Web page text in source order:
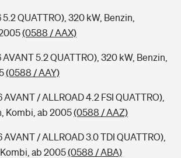
QUATTRO), 320 kW, Benzin,
(0588 / AAX)
5.2 QUATTRO), 320 kW, Benzin,
(0588 / AAY)
/ ALLROAD 4.2 FSI QUATTRO),
Kombi, ab 2005(0588 / AAZ)
/ ALLROAD 3.0 TDI QUATTRO),
Kombi, ab 2005(0588 / ABA)